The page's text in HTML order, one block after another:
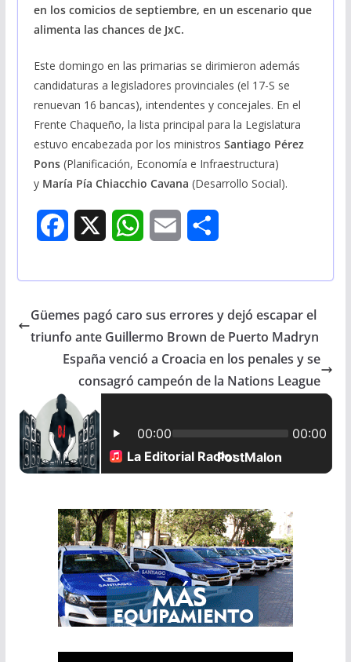
en los comicios de septiembre, en un escenario que
alimenta las chances de JxC.
Este domingo en las primarias se dirimieron además
candidaturas a legisladores provinciales (el 17-S se
renuevan 16 bancas), intendentes y concejales. En el
Frente Chaqueño, la lista principal para la Legislatura
estuvo encabezada por los ministros Santiago Pérez
Pons(Planificación, Economía e Infraestructura)
y María Pía Chiacchio Cavana (Desarrollo Social).
e
b
o
k
W
t
s
A
i
r
Güemes pagó caro sus errores y dejó escapar el
triunfo ante Guillermo Brown de Puerto Madryn
España venció a Croacia en los penales y se
consagró campeón de la Nations League